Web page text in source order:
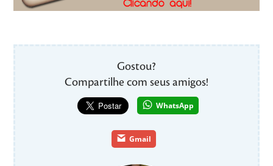
Gostou?
Compartilhe com seus amigos!
WhatsApp
Gmail